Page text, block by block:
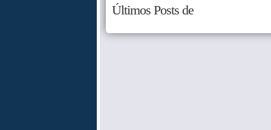
Últimos Posts de